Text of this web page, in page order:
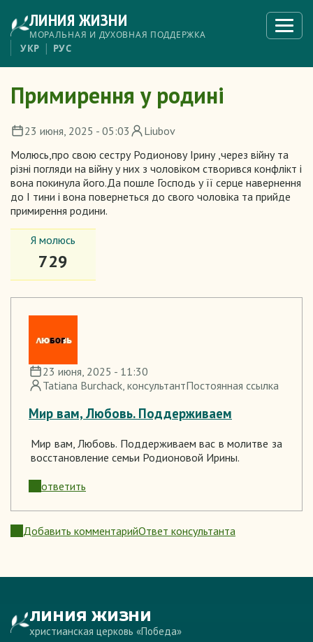
основному
содержанию
ЛИНИЯ ЖИЗНИ
МОРАЛЬНАЯ И ДУХОВНАЯ ПОДДЕРЖКА
меню
УКР РУС
Примирення у родині
23 июня, 2025 - 05:03
Liubov
Молюсь,про свою сестру Родионову Ірину ,через війну та
різні погляди на війну у них з чоловіком створився конфлікт і
вона покинула його.Да пошле Господь у її серце навернення
до І тини і вона повернеться до свого чоловіка та прийде
примирення родини.
Я молюсь
729
23 июня, 2025 - 11:30
Tatiana Burchack, консультантПостоянная ссылка
Мир вам, Любовь. Поддерживаем
Мир вам, Любовь. Поддерживаем вас в молитве за
восстановление семьи Родионовой Ирины.
ответить
Добавить комментарийОтвет консультанта
ЛИНИЯ ЖИЗНИ
христианская церковь «Победа»